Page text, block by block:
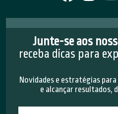
Junte-se aos
receba dicas para
Novidades e estratégias
e alcançar resultados,